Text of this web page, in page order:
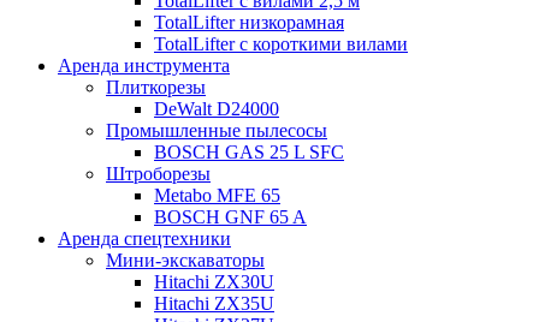
TotalLifter низкорамная
TotalLifter с короткими вилами
Аренда инструмента
Плиткорезы
DeWalt D24000
Промышленные пылесосы
BOSCH GAS 25 L SFC
Штроборезы
Metabo MFE 65
BOSCH GNF 65 A
Аренда спецтехники
Мини-экскаваторы
Hitachi ZX30U
Hitachi ZX35U